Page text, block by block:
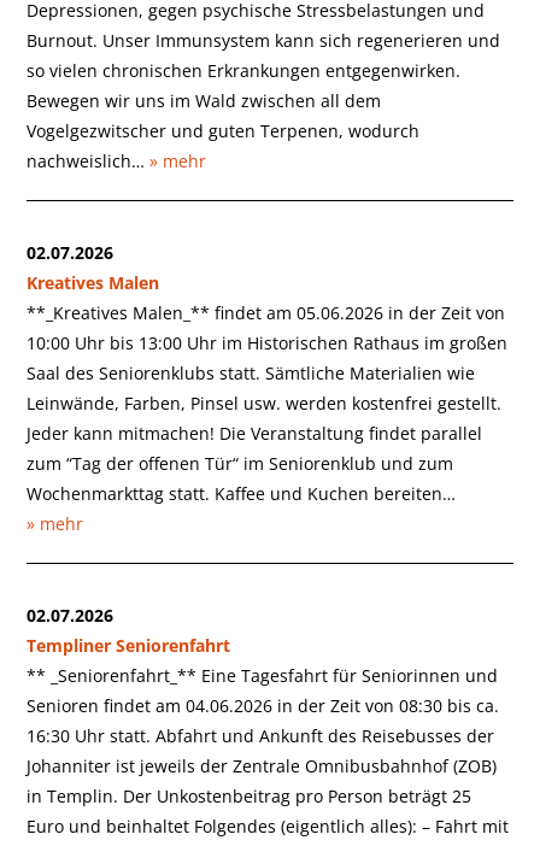
Depressionen, gegen psychische Stressbelastungen und
Burnout. Unser Immunsystem kann sich regenerieren und
so vielen chronischen Erkrankungen entgegenwirken.
Bewegen wir uns im Wald zwischen all dem
Vogelgezwitscher und guten Terpenen, wodurch
nachweislich…» mehr
02.07.2026
Kreatives Malen
**_Kreatives Malen_** findet am 05.06.2026 in der Zeit von
10:00 Uhr bis 13:00 Uhr im Historischen Rathaus im großen
Saal des Seniorenklubs statt. Sämtliche Materialien wie
Leinwände, Farben, Pinsel usw. werden kostenfrei gestellt.
Jeder kann mitmachen! Die Veranstaltung findet parallel
zum “Tag der offenen Tür“ im Seniorenklub und zum
Wochenmarkttag statt. Kaffee und Kuchen bereiten…
» mehr
02.07.2026
Templiner Seniorenfahrt
** _Seniorenfahrt_** Eine Tagesfahrt für Seniorinnen und
Senioren findet am 04.06.2026 in der Zeit von 08:30 bis ca.
16:30 Uhr statt. Abfahrt und Ankunft des Reisebusses der
Johanniter ist jeweils der Zentrale Omnibusbahnhof (ZOB)
in Templin. Der Unkostenbeitrag pro Person beträgt 25
Euro und beinhaltet Folgendes (eigentlich alles): – Fahrt mit